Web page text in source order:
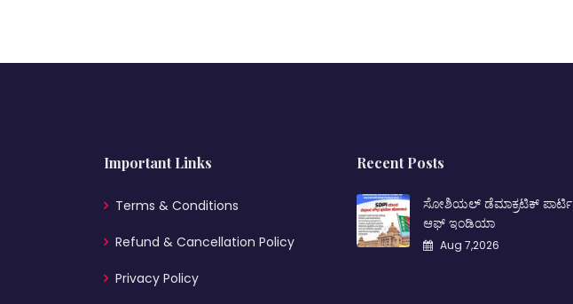
Important Links
Terms & Conditions
Refund & Cancellation Policy
Privacy Policy
Recent Posts
ಸೋಶಿಯಲ್ ಡೆಮಾಕ್ರಟಿಕ್ ಪಾರ್ಟಿ
ಆಫ್ ಇಂಡಿಯಾ
Aug 7,2026